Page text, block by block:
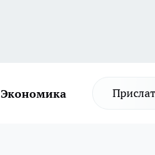
Экономика